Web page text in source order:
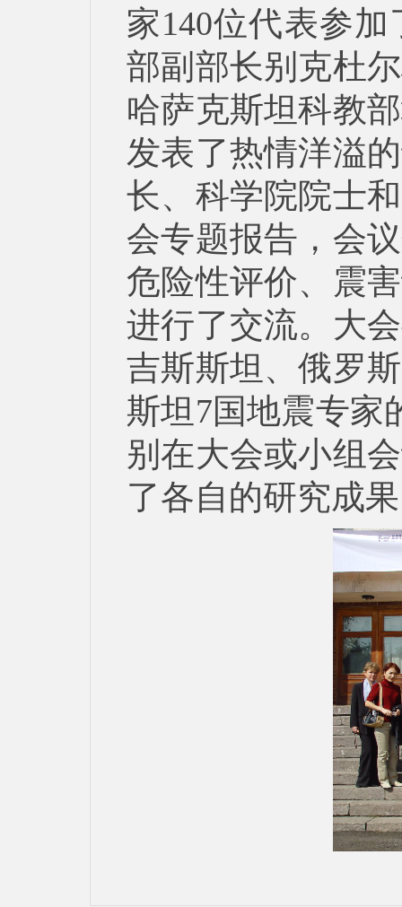
家140位代表参
部副部长别克杜
哈萨克斯坦科教
发表了热情洋溢
长、科学院院士
会专题报告，会
危险性评价、震
进行了交流。大
吉斯斯坦、俄罗
斯坦7国地震专家
别在大会或小组
了各自的研究成